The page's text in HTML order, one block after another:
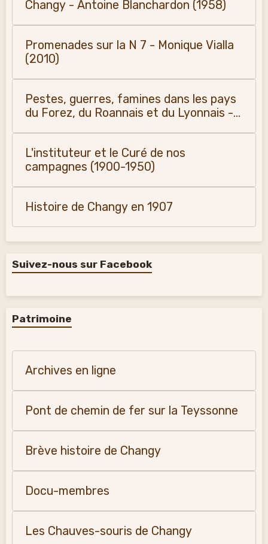
Changy - Antoine Blanchardon (1958)
Promenades sur la N 7 - Monique Vialla
(2010)
Pestes, guerres, famines dans les pays
du Forez, du Roannais et du Lyonnais -
L'instituteur et le Curé de nos
campagnes (1900-1950)
Histoire de Changy en 1907
Suivez-nous sur Facebook
Patrimoine
Archives en ligne
Pont de chemin de fer sur la Teyssonne
Brève histoire de Changy
Docu-membres
Les Chauves-souris de Changy